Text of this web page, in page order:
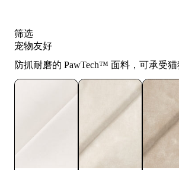
筛选
宠物友好
防抓耐磨的 PawTech™️ 面料，可承受猫